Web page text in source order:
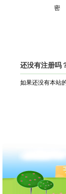
密
还没有注册吗
如果还没有本站